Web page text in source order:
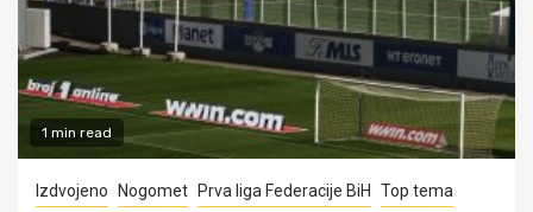
1 min read
Izdvojeno Nogomet Prva liga Federacije BiH Top tema